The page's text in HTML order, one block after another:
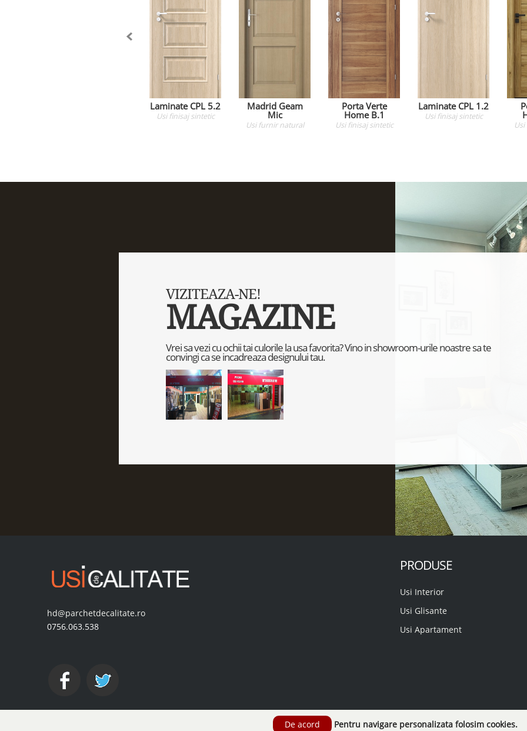
Laminate CPL 5.2
Usifinisaj sintetic
Madrid Geam
Mic
Usifurnir natural
Porta Verte
Home B.1
Usifinisaj sintetic
Laminate CPL 1.2
Usifinisaj sintetic
Usi
VIZITEAZA-NE!
MAGAZINE
Vrei sa vezi cu ochii tai culorile la usa favorita? Vino in showroom-urile noastre sa te
convingi ca se incadreaza designului tau.
hd@parchetdecalitate.ro
0756.063.538
PRODUSE
Usi Interior
Usi Glisante
Usi Apartament
Pentru navigare personalizata folosim cookies.